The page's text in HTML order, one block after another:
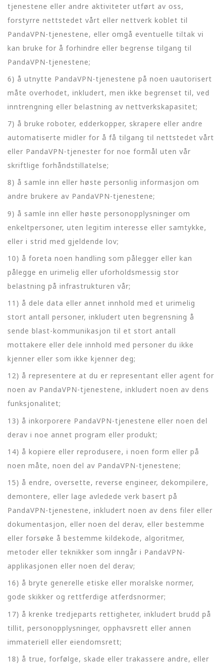
tjenestene eller andre aktiviteter utført av oss,
forstyrre nettstedet vårt eller nettverk koblet til
PandaVPN-tjenestene, eller omgå eventuelle tiltak vi
kan bruke for å forhindre eller begrense tilgang til
PandaVPN-tjenestene;
6) å utnytte PandaVPN-tjenestene på noen uautorisert
måte overhodet, inkludert, men ikke begrenset til, ved
inntrengning eller belastning av nettverkskapasitet;
7) å bruke roboter, edderkopper, skrapere eller andre
automatiserte midler for å få tilgang til nettstedet vårt
eller PandaVPN-tjenester for noe formål uten vår
skriftlige forhåndstillatelse;
8) å samle inn eller høste personlig informasjon om
andre brukere av PandaVPN-tjenestene;
9) å samle inn eller høste personopplysninger om
enkeltpersoner, uten legitim interesse eller samtykke,
eller i strid med gjeldende lov;
10) å foreta noen handling som pålegger eller kan
pålegge en urimelig eller uforholdsmessig stor
belastning på infrastrukturen vår;
11) å dele data eller annet innhold med et urimelig
stort antall personer, inkludert uten begrensning å
sende blast-kommunikasjon til et stort antall
mottakere eller dele innhold med personer du ikke
kjenner eller som ikke kjenner deg;
12) å representere at du er representant eller agent for
noen av PandaVPN-tjenestene, inkludert noen av dens
funksjonalitet;
13) å inkorporere PandaVPN-tjenestene eller noen del
derav i noe annet program eller produkt;
14) å kopiere eller reprodusere, i noen form eller på
noen måte, noen del av PandaVPN-tjenestene;
15) å endre, oversette, reverse engineer, dekompilere,
demontere, eller lage avledede verk basert på
PandaVPN-tjenestene, inkludert noen av dens filer eller
dokumentasjon, eller noen del derav, eller bestemme
eller forsøke å bestemme kildekode, algoritmer,
metoder eller teknikker som inngår i PandaVPN-
applikasjonen eller noen del derav;
16) å bryte generelle etiske eller moralske normer,
gode skikker og rettferdige atferdsnormer;
17) å krenke tredjeparts rettigheter, inkludert brudd på
tillit, personopplysninger, opphavsrett eller annen
immateriell eller eiendomsrett;
18) å true, forfølge, skade eller trakassere andre, eller